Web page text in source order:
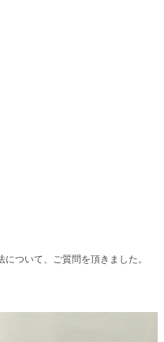
ついて、ご質問を頂きました。